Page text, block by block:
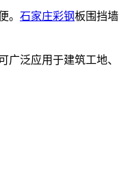
。 石家庄彩钢板围挡墙
泛应用于建筑工地、